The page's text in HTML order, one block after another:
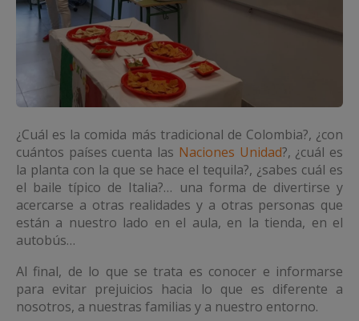
¿Cuál es la comida más tradicional de Colombia?, ¿con
cuántos países cuenta las Naciones Unidad?, ¿cuál es
la planta con la que se hace el tequila?, ¿sabes cuál es
el baile típico de Italia?… una forma de divertirse y
acercarse a otras realidades y a otras personas que
están a nuestro lado en el aula, en la tienda, en el
autobús…
Al final, de lo que se trata es conocer e informarse
para evitar prejuicios hacia lo que es diferente a
nosotros, a nuestras familias y a nuestro entorno.